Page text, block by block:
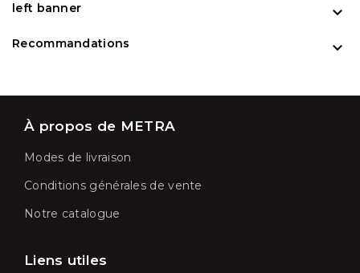
left banner 
Recommandations 
À propos de METRA
Modes de livraison
Conditions générales de vente
Notre catalogue
Liens utiles